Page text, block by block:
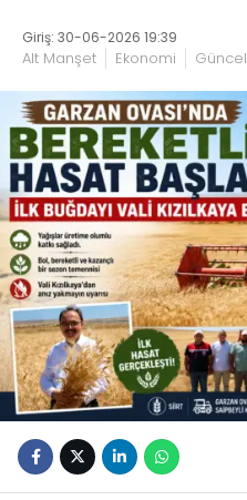
Giriş: 30-06-2026 19:39
Alt Manşet Ekonomi Güncel